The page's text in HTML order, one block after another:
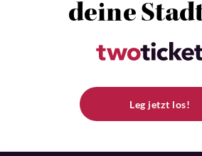
deine
Leg jetzt los!